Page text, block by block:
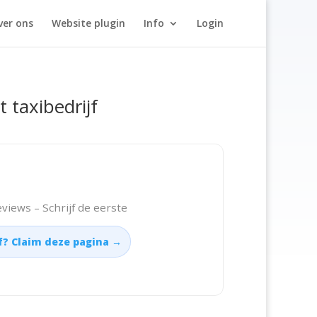
ons Website plugin Info Login
taxibedrijf
– Schrijf de eerste
Claim deze pagina →